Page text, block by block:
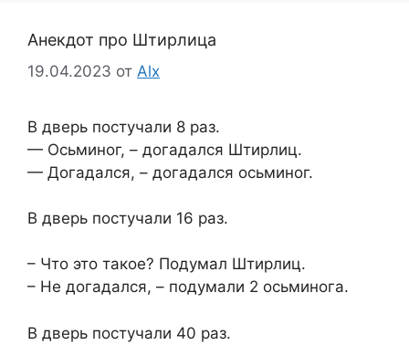
Анекдот про Штирлица
19.04.2023 от Alx
В дверь постучали 8 раз.
— Осьминог, – догадался Штирлиц.
— Догадался, – догадался осьминог.
В дверь постучали 16 раз.
– Что это такое? Подумал Штирлиц.
– Не догадался, – подумали 2 осьминога.
В дверь постучали 40 раз.